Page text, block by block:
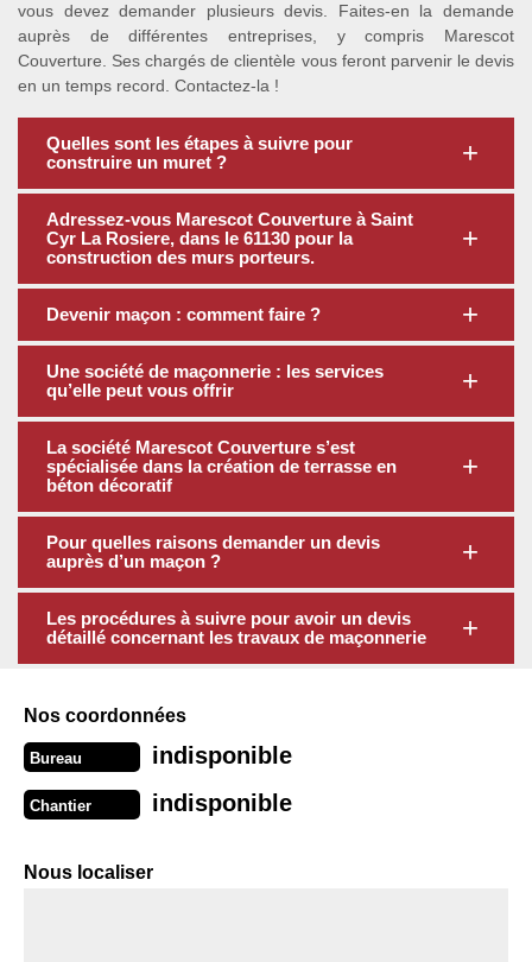
vous devez demander plusieurs devis. Faites-en la demande
auprès de différentes entreprises, y compris Marescot
Couverture. Ses chargés de clientèle vous feront parvenir le devis
en un temps record. Contactez-la !
Quelles sont les étapes à suivre pour
construire un muret ?
Adressez-vous Marescot Couverture à Saint
Cyr La Rosiere, dans le 61130 pour la
construction des murs porteurs.
Devenir maçon : comment faire ?
Une société de maçonnerie : les services
qu’elle peut vous offrir
La société Marescot Couverture s’est
spécialisée dans la création de terrasse en
béton décoratif
Pour quelles raisons demander un devis
auprès d’un maçon ?
Les procédures à suivre pour avoir un devis
détaillé concernant les travaux de maçonnerie
Nos coordonnées
Bureau indisponible
Chantier indisponible
Nous localiser